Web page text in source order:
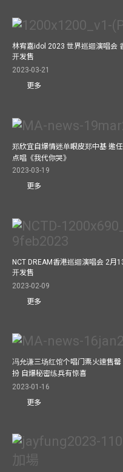
林宥嘉idol 2023 世界巡迴演唱会
开发售
2023-03-21
更多
郑欣宜自爆情迷单眼皮郑中基 邀
点唱《我代你哭》
2023-03-19
更多
NCT DREAM香港巡迴演唱会 2月
开发售
2023-02-09
更多
冯允谦三场红馆个唱门票火速售罄
扮 自爆秘密练兵有惊喜
2023-01-16
更多